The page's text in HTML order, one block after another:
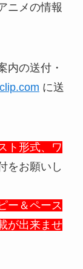
ニメの情報
内の送付・
に送
ト形式、ワ
をお願いし
ー＆ペース
が出来ませ